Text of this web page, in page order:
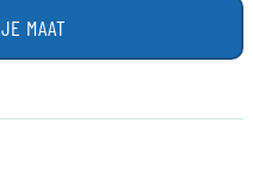
MAAT